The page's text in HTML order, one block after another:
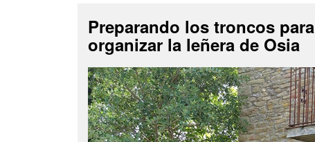
Preparando los troncos para
organizar la leñera de Osia